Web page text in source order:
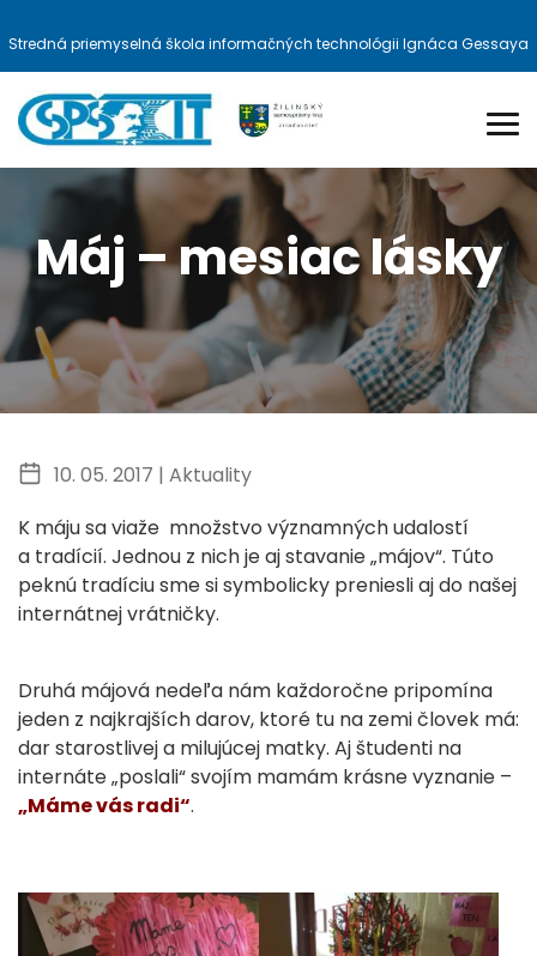
Stredná priemyselná škola informačných technológii Ignáca Gessaya
Máj – mesiac lásky
10. 05. 2017 | Aktuality
K máju sa viaže množstvo významných udalostí
a tradícií. Jednou z nich je aj stavanie „májov“. Túto
peknú tradíciu sme si symbolicky preniesli aj do našej
internátnej vrátničky.
Druhá májová nedeľa nám každoročne pripomína
jeden z najkrajších darov, ktoré tu na zemi človek má:
dar starostlivej a milujúcej matky. Aj študenti na
internáte „poslali“ svojím mamám krásne vyznanie –
„Máme vás radi“.